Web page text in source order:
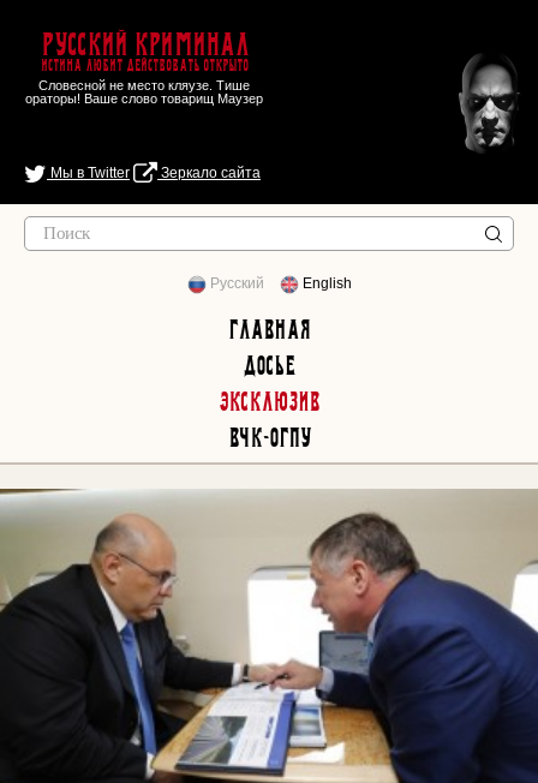
Русский Криминал
Истина любит действовать открыто
Словесной не место кляузе. Тише
ораторы! Ваше слово товарищ Маузер
Мы в Twitter Зеркало сайта
Русский English
Главная
Досье
Эксклюзив
ВЧК-ОГПУ